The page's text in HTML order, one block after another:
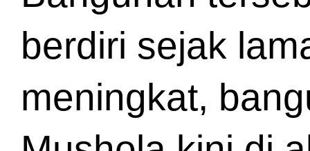
berdiri sejak
meningkat,